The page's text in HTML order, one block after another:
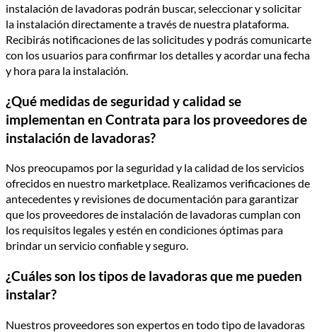
instalación de lavadoras podrán buscar, seleccionar y solicitar
la instalación directamente a través de nuestra plataforma.
Recibirás notificaciones de las solicitudes y podrás comunicarte
con los usuarios para confirmar los detalles y acordar una fecha
y hora para la instalación.
¿Qué medidas de seguridad y calidad se
implementan en Contrata para los proveedores de
instalación de lavadoras?
Nos preocupamos por la seguridad y la calidad de los servicios
ofrecidos en nuestro marketplace. Realizamos verificaciones de
antecedentes y revisiones de documentación para garantizar
que los proveedores de instalación de lavadoras cumplan con
los requisitos legales y estén en condiciones óptimas para
brindar un servicio confiable y seguro.
¿Cuáles son los tipos de lavadoras que me pueden
instalar?
Nuestros proveedores son expertos en todo tipo de lavadoras